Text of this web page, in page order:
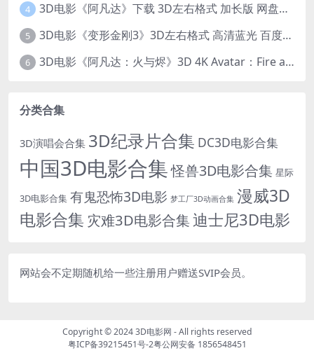
4 3D电影《阿凡达》下载 3D左右格式 加长版 网盘下载
5 3D电影《变形金刚3》3D左右格式 高清蓝光 百度网盘+迅雷 下载 出屏国配字幕.国英双语
6 3D电影《阿凡达：火与烬》3D 4K Avatar：Fire and Ash 3D 左右格式 高清4K 电影 下载
分类合集
3D演唱会合集 3D纪录片合集 DC3D电影合集
中国3D电影合集怪兽3D电影合集 星际
3D电影合集 有鬼恐怖3D电影 梦工厂3D动画合集 漫威3D
电影合集 灾难3D电影合集迪士尼3D电影
网站会不定期随机给一些注册用户赠送SVIP会员。
Copyright © 20243D电影网 - All rights reserved
粤ICP备39215451号-2粤公网安备 1856548451